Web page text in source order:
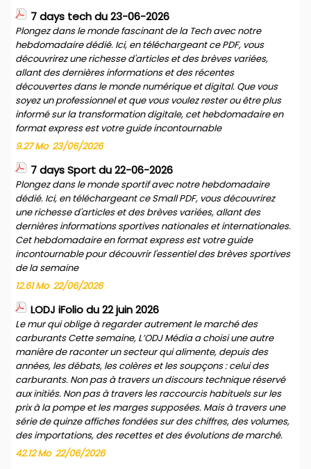
7 days tech du 23-06-2026
Plongez dans le monde fascinant de la Tech avec notre
hebdomadaire dédié. Ici, en téléchargeant ce PDF, vous
découvrirez une richesse d'articles et des brèves variées,
allant des dernières informations et des récentes
découvertes dans le monde numérique et digital. Que vous
soyez un professionnel et que vous voulez rester ou être plus
informé sur la transformation digitale, cet hebdomadaire en
format express est votre guide incontournable
9.27 Mo 23/06/2026
7 days Sport du 22-06-2026
Plongez dans le monde sportif avec notre hebdomadaire
dédié. Ici, en téléchargeant ce Small PDF, vous découvrirez
une richesse d'articles et des brèves variées, allant des
dernières informations sportives nationales et internationales.
Cet hebdomadaire en format express est votre guide
incontournable pour découvrir l'essentiel des brèves sportives
de la semaine
12.61 Mo 22/06/2026
LODJ iFolio du 22 juin 2026
Le mur qui oblige à regarder autrement le marché des
carburants Cette semaine, L’ODJ Média a choisi une autre
manière de raconter un secteur qui alimente, depuis des
années, les débats, les colères et les soupçons : celui des
carburants. Non pas à travers un discours technique réservé
aux initiés. Non pas à travers les raccourcis habituels sur les
prix à la pompe et les marges supposées. Mais à travers une
série de quinze affiches fondées sur des chiffres, des volumes,
des importations, des recettes et des évolutions de marché.
42.12 Mo 22/06/2026